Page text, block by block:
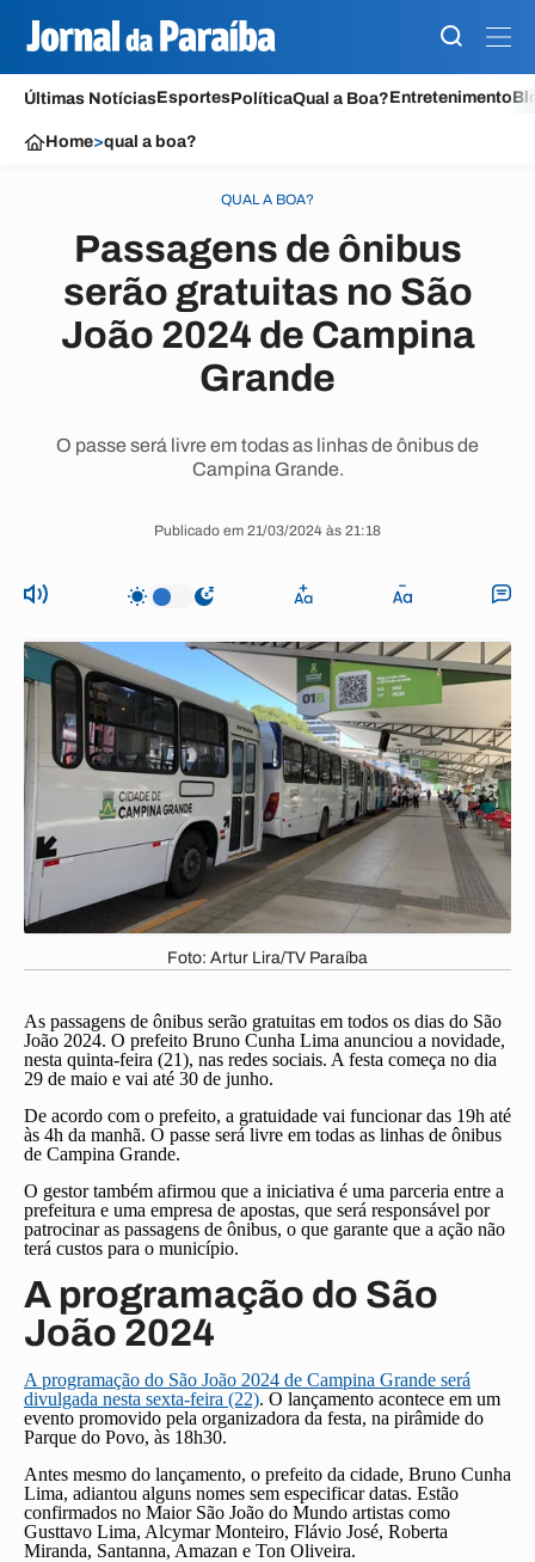
Últimas NotíciasEsportesPolíticaQual a Boa?Entretenimento
Home>qual a boa?
QUAL A BOA?
Passagens de ônibus
serão gratuitas no São
João 2024 de Campina
Grande
O passe será livre em todas as linhas de ônibus de
Campina Grande.
Publicado em 21/03/2024 às 21:18
Foto: Artur Lira/TV Paraíba
As passagens de ônibus serão gratuitas em todos os dias do São
João 2024. O prefeito Bruno Cunha Lima anunciou a novidade,
nesta quinta-feira (21), nas redes sociais. A festa começa no dia
29 de maio e vai até 30 de junho.
De acordo com o prefeito, a gratuidade vai funcionar das 19h até
às 4h da manhã. O passe será livre em todas as linhas de ônibus
de Campina Grande.
O gestor também afirmou que a iniciativa é uma parceria entre a
prefeitura e uma empresa de apostas, que será responsável por
patrocinar as passagens de ônibus, o que garante que a ação não
terá custos para o município.
A programação do São
João 2024
A programação do São João 2024 de Campina Grande será
divulgada nesta sexta-feira (22). O lançamento acontece em um
evento promovido pela organizadora da festa, na pirâmide do
Parque do Povo, às 18h30.
Antes mesmo do lançamento, o prefeito da cidade, Bruno Cunha
Lima, adiantou alguns nomes sem especificar datas. Estão
confirmados no Maior São João do Mundo artistas como
Gusttavo Lima, Alcymar Monteiro, Flávio José, Roberta
Miranda, Santanna, Amazan e Ton Oliveira.